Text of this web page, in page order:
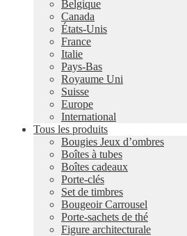
Belgique
Canada
États-Unis
France
Italie
Pays-Bas
Royaume Uni
Suisse
Europe
International
Tous les produits
Bougies Jeux d’ombres
Boîtes à tubes
Boîtes cadeaux
Porte-clés
Set de timbres
Bougeoir Carrousel
Porte-sachets de thé
Figure architecturale